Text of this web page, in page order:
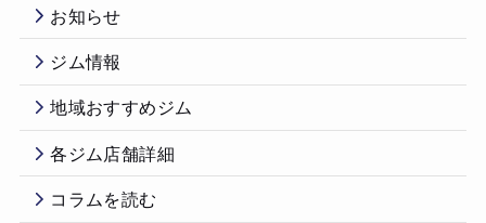
お知らせ
ジム情報
地域おすすめジム
各ジム店舗詳細
コラムを読む